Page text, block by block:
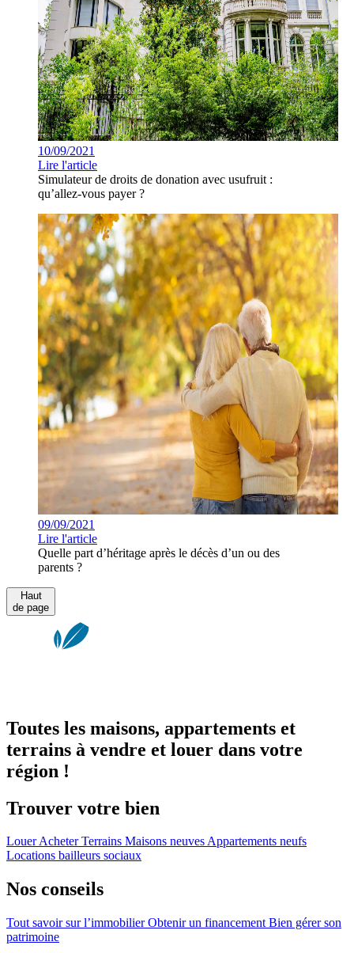
10/09/2021
Lire l'article
Simulateur de droits de donation avec usufruit :
qu’allez-vous payer ?
09/09/2021
Lire l'article
Quelle part d’héritage après le décès d’un ou des
parents ?
Haut
de page
Toutes les maisons, appartements et
terrains à vendre et louer dans votre
région !
Trouver votre bien
LouerAcheterTerrains Maisons neuvesAppartements neufs
Locations bailleurs sociaux
Nos conseils
Tout savoir sur l’immobilierObtenir un financement Bien gérer son
patrimoine